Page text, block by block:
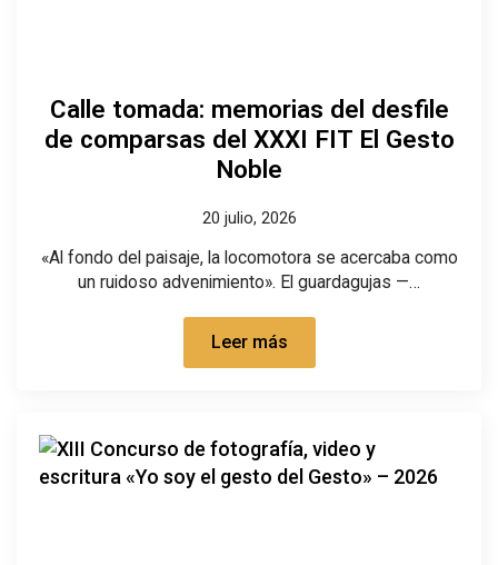
Calle tomada: memorias del desfile
de comparsas del XXXI FIT El Gesto
Noble
20 julio, 2026
«Al fondo del paisaje, la locomotora se acercaba como
un ruidoso advenimiento». El guardagujas —…
Leer más